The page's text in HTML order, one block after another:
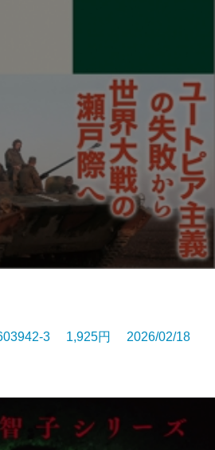
3 1,925円 2026/02/18